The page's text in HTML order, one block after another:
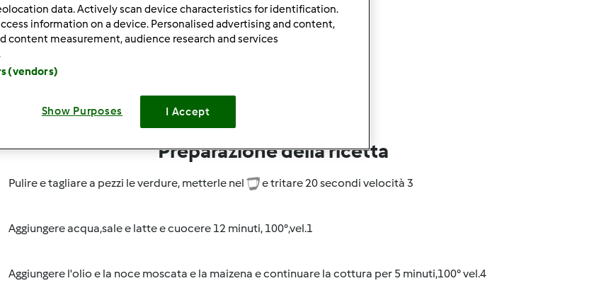
Preparazione della ricetta
Pulire e tagliare a pezzi le verdure, metterle nel e tritare 20 secondi velocità 3
Aggiungere acqua,sale e latte e cuocere 12 minuti, 100°,vel.1
Aggiungere l'olio e la noce moscata e la maizena e continuare la cottura per 5 minuti,100° vel.4
data. Actively scan device characteristics for identification.
information on a device. Personalised advertising and content,
content measurement, audience research and services
(vendors)
Show Purposes I Accept